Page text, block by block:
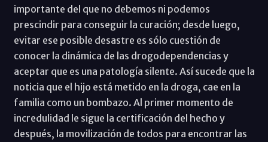
importante del que no debemos ni podemos
prescindir para conseguir la curación; desde luego,
evitar ese posible desastre es sólo cuestión de
conocer la dinámica de las drogodependencias y
aceptar que es una patología silente. Así sucede que la
noticia que el hijo está metido en la droga, cae en la
familia como un bombazo. Al primer momento de
incredulidad le sigue la certificación del hecho y
después, la movilización de todos para encontrar las